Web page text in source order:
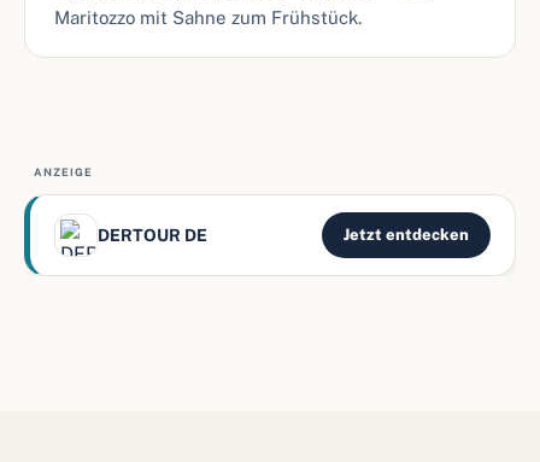
Maritozzo mit Sahne zum Frühstück.
ANZEIGE
DERTOUR DE Jetzt entdecken